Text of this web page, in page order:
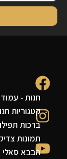
חנות -
קטגוריות
ברכות
תמונות
הבבא סאלי